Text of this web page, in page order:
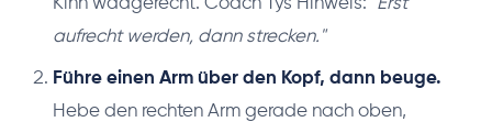
aufrecht werden, dann strecken."
Führe einen Arm über den Kopf, dann beuge.
Hebe den rechten Arm gerade nach oben,